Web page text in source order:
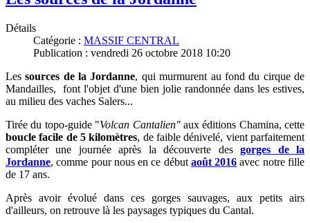
Détails
Catégorie : MASSIF CENTRAL
Publication : vendredi 26 octobre 2018 10:20
Lessources de la Jordanne, qui murmurent au fond du cirque de
Mandailles, font l'objet d'une bien jolie randonnée dans les estives,
au milieu des vaches Salers...
Tirée du topo-guide "Volcan Cantalien" aux éditions Chamina, cette
boucle facile de 5 kilomètres, de faible dénivelé, vient parfaitement
compléter une journée après la découverte des
gorges de la
Jordanne, comme pour nous en ce début août2016 avec notre fille
de 17 ans.
Après avoir évolué dans ces gorges sauvages, aux petits airs
d'ailleurs, on retrouve là les paysages typiques du Cantal.